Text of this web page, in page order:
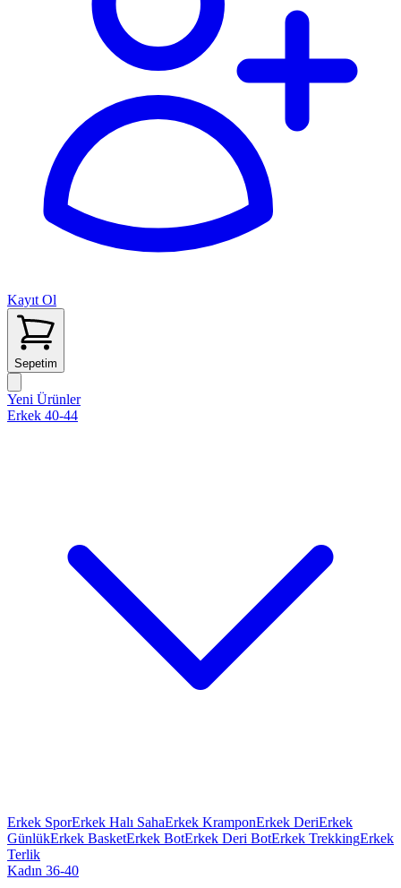
Kayıt Ol
Sepetim
Yeni Ürünler
Erkek 40-44
Erkek SporErkek Halı SahaErkek KramponErkek DeriErkek
GünlükErkek BasketErkek BotErkek Deri BotErkek TrekkingErkek
Terlik
Kadın 36-40